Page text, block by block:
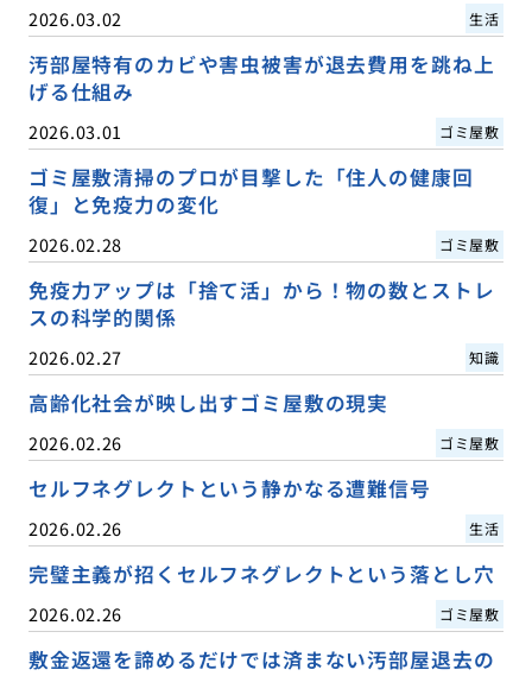
2026.03.02 生活
汚部屋特有のカビや害虫被害が退去費用を跳ね上
げる仕組み
2026.03.01 ゴミ屋敷
ゴミ屋敷清掃のプロが目撃した「住人の健康回
復」と免疫力の変化
2026.02.28 ゴミ屋敷
免疫力アップは「捨て活」から！物の数とストレ
スの科学的関係
2026.02.27 知識
高齢化社会が映し出すゴミ屋敷の現実
2026.02.26 ゴミ屋敷
セルフネグレクトという静かなる遭難信号
2026.02.26 生活
完璧主義が招くセルフネグレクトという落とし穴
2026.02.26 ゴミ屋敷
敷金返還を諦めるだけでは済まない汚部屋退去の